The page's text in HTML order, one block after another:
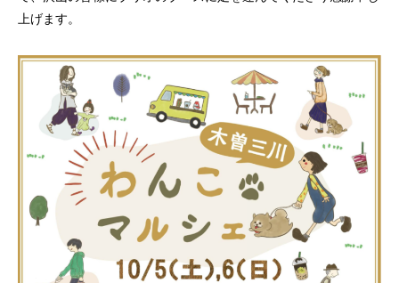
ポークマイスター
特選ギフトのご案内
上げます。